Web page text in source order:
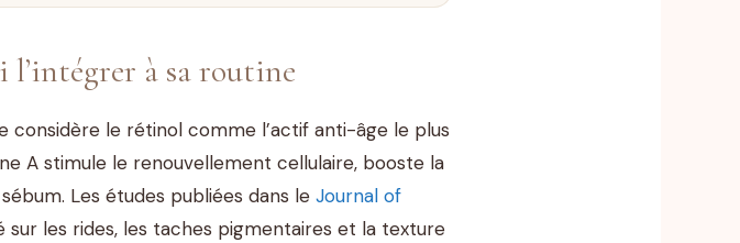
l’intégrer à sa routine
considère le rétinol comme l’actif anti-âge le plus
A stimule le renouvellement cellulaire, booste la
Les études publiées dans le Journal of
les rides, les taches pigmentaires et la texture